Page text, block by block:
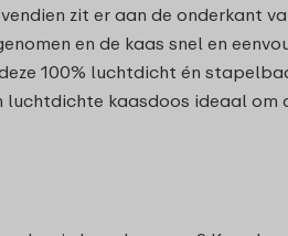
zit er aan de onderkant
en de kaas snel en
100% luchtdicht én
luchtdichte kaasdoos ideaal om